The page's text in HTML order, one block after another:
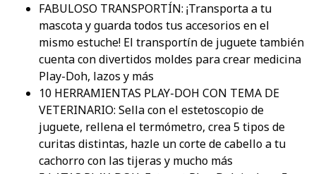
FABULOSO TRANSPORTÍN: ¡Transporta a tu
mascota y guarda todos tus accesorios en el
mismo estuche! El transportín de juguete también
cuenta con divertidos moldes para crear medicina
Play-Doh, lazos y más
10 HERRAMIENTAS PLAY-DOH CON TEMA DE
VETERINARIO: Sella con el estetoscopio de
juguete, rellena el termómetro, crea 5 tipos de
curitas distintas, hazle un corte de cabello a tu
cachorro con las tijeras y mucho más